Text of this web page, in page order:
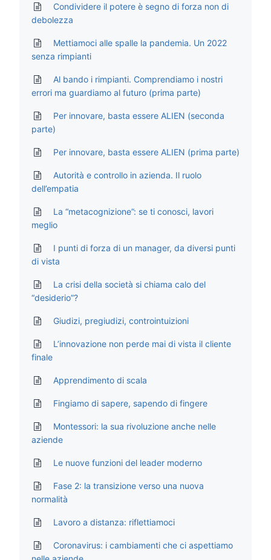
Condividere il potere è segno di forza non di
debolezza
Mettiamoci alle spalle la pandemia. Un 2022
senza rimpianti
Al bando i rimpianti. Comprendiamo i nostri
errori ma guardiamo al futuro (prima parte)
Per innovare, basta essere ALIEN (seconda
parte)
Per innovare, basta essere ALIEN (prima parte)
Autorità e controllo in azienda. Il ruolo
dell’empatia
La “metacognizione”: se ti conosci, lavori
meglio
I punti di forza di un manager, da diversi punti
di vista
La crisi della società si chiama calo del
“desiderio”?
Giudizi, pregiudizi, controintuizioni
L’innovazione non perde mai di vista il cliente
finale
Apprendimento di scala
Fingiamo di sapere, sapendo di fingere
Montessori: la sua rivoluzione anche nelle
aziende
Le nuove funzioni del leader moderno
Fase 2: la transizione verso una nuova
normalità
Lavoro a distanza: riflettiamoci
Coronavirus: i cambiamenti che ci aspettiamo